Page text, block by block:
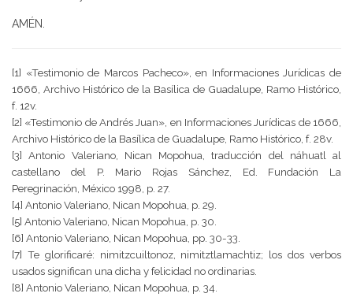
AMÉN.
[1] «Testimonio de Marcos Pacheco», en Informaciones Jurídicas de
1666, Archivo Histórico de la Basílica de Guadalupe, Ramo Histórico,
f. 12v.
[2] «Testimonio de Andrés Juan», en Informaciones Jurídicas de 1666,
Archivo Histórico de la Basílica de Guadalupe, Ramo Histórico, f. 28v.
[3] Antonio Valeriano, Nican Mopohua, traducción del náhuatl al
castellano del P. Mario Rojas Sánchez, Ed. Fundación La
Peregrinación, México 1998, p. 27.
[4] Antonio Valeriano, Nican Mopohua, p. 29.
[5] Antonio Valeriano, Nican Mopohua, p. 30.
[6] Antonio Valeriano, Nican Mopohua, pp. 30-33.
[7] Te glorificaré: nimitzcuiltonoz, nimitztlamachtiz; los dos verbos
usados significan una dicha y felicidad no ordinarias.
[8] Antonio Valeriano, Nican Mopohua, p. 34.